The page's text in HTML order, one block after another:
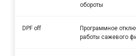
обороты
DPF off
Программное
работы сажевого